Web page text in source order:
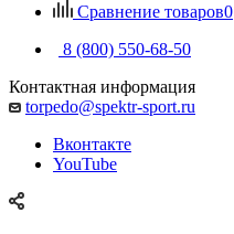
Сравнение товаров0
8 (800) 550-68-50
Контактная информация
torpedo@spektr-sport.ru
Вконтакте
YouTube